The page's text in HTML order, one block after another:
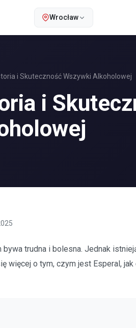
Wrocław
i Skuteczność Wszywki Alkoholowej
i
trudna i bolesna. Jednak
więcej o tym, czym jest Esperal,